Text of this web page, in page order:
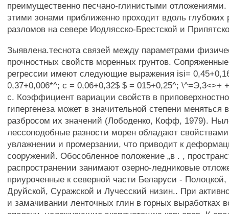
преимущественно песчано-глинистыми
этими зонами приближенно проходит вдоль глубоких
разломов на севере Иодлясско-Брестской и
Зыявлена.теснота связей между параметрами
прочностных свойств моренных грунтов.
регрессии имеют следующие выражения isi=
0,37+0,006*^; с = 0,06+0,32$ $ = 015+0,25^; \^=Э,3<>+
с. Коэффициент вариации свойств в
гипергенеза может в значительной степени меняться
разбросом их значений (Лободенко, Кофф, 1979).
лессоподобные разности морен обладают
увлажнении и промерзании, что приводит к
сооружений. Обособленное положение „в . ,
распространении занимают озерно-ледниковые
приуроченные к северной части Беларуси -
Друйской, Суражской и Лучесский низин.. При
и замачивании ленточных глин в горных выработках